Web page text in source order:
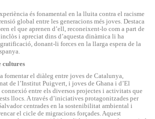
és fonamental en la lluita contra el racisme
global entre les generacions més joves. Destaca
el que aprenen d’ell, reconeixent-lo com a part de
i apreciat dins d’aquesta dinàmica li ha
donant-li forces en la llarga espera de la
cultures
fomentar el diàleg entre joves de Catalunya,
de l’Institut Puigvert, i joves de Ghana i d’El
entre els diversos projectes i activitats que
llocs. A través d’iniciatives protagonitzades per
centrades en la sostenibilitat ambiental i
el cicle de migracions forçades. Aquest